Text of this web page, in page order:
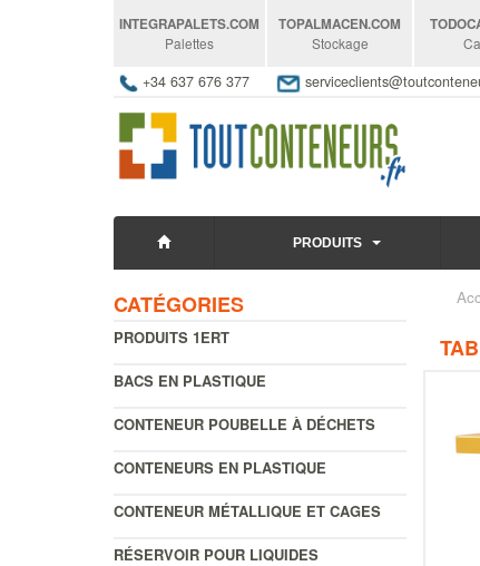
INTEGRAPALETS.COM
Palettes
TOPALMACEN.COM
Stockage
+34 637 676 377
PRODUITS
CATÉGORIES
PRODUITS 1ERT
BACS EN PLASTIQUE
CONTENEUR POUBELLE À DÉCHETS
CONTENEURS EN PLASTIQUE
CONTENEUR MÉTALLIQUE ET CAGES
RÉSERVOIR POUR LIQUIDES